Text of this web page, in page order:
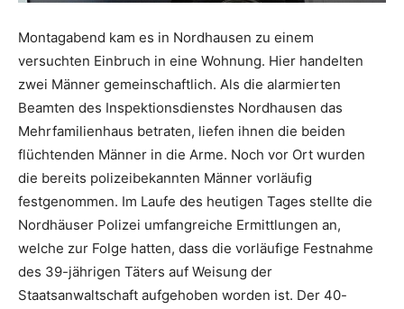
Montagabend kam es in Nordhausen zu einem
versuchten Einbruch in eine Wohnung. Hier handelten
zwei Männer gemeinschaftlich. Als die alarmierten
Beamten des Inspektionsdienstes Nordhausen das
Mehrfamilienhaus betraten, liefen ihnen die beiden
flüchtenden Männer in die Arme. Noch vor Ort wurden
die bereits polizeibekannten Männer vorläufig
festgenommen. Im Laufe des heutigen Tages stellte die
Nordhäuser Polizei umfangreiche Ermittlungen an,
welche zur Folge hatten, dass die vorläufige Festnahme
des 39-jährigen Täters auf Weisung der
Staatsanwaltschaft aufgehoben worden ist. Der 40-